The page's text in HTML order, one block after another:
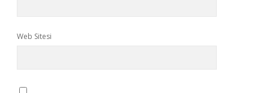
Web Sitesi